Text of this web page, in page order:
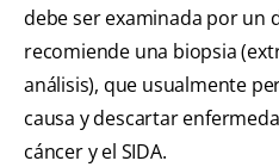
debe ser examinada por un
recomiende una biopsia
análisis), que usualmente
causa y descartar
cáncer y el SIDA.